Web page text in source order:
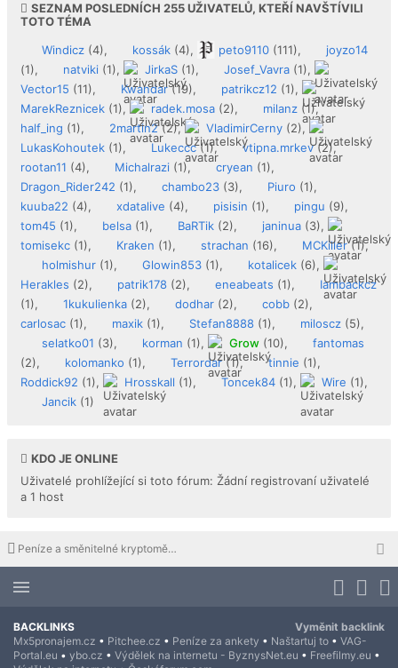
SEZNAM POSLEDNÍCH 255UŽIVATELŮ, KTEŘÍ NAVŠTÍVILI
TOTO TÉMA
Windicz (4), kossák (4), peto9110 (111),
joyzo14
(1),
natviki (1), JirkaS (1), Josef_Vavra (1),
Vector15 (11), Kwandar(19), patrikcz12 (1),
MarekReznicek (1), radek.mosa (2), milanz (1),
half_ing (1), 2martin2(2), VladimirCerny (2),
LukasKohoutek (1), Lukeccc(1), vtipna.mrkev(2),
rootan11 (4), Michalrazi (1), cryean (1),
Dragon_Rider242 (1), chambo23 (3), Piuro (1),
kuuba22 (4), xdatalive (4), pisisin (1), pingu (9),
tom45 (1), belsa (1), BaRTik (2), janinua (3),
tomisekc (1), Kraken (1), strachan (16), MCKiller(1),
holmishur (1), Glowin853 (1), kotalicek (6),
Herakles (2), patrik178 (2), eneabeats (1),
Iambackcz
(1),
1kukulienka (2), dodhar (2), cobb (2),
carlosac (1), maxik (1), Stefan8888 (1), miloscz (5),
selatko01 (3), korman (1), Grow (10),
fantomas
(2),
kolomanko (1), Terrordar(1), tinnie (1),
Roddick92 (1), Hrosskall (1), Toncek84 (1), Wire (1),
Jancik (1)
KDO JE ONLINE
Uživatelé prohlížející si toto fórum: Žádní registrovaní uživatelé
a 1 host
Peníze a směnitelné kryptoměny ZDARMA
BACKLINKS
Vyměnit backlink
Mx5pronajem.cz • Pitchee.cz • Peníze za ankety • Naštartuj to • VAG-
Portal.eu • ybo.cz • Výdělek na internetu - ByznysNet.eu • Freefilmy.eu •